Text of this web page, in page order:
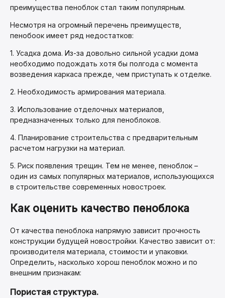
преимущества пеноблок стал таким популярным.
Несмотря на огромный перечень преимуществ,
пенобоок имеет ряд недостатков:
1. Усадка дома. Из-за довольно сильной усадки дома
необходимо подождать хотя бы полгода с момента
возведения каркаса прежде, чем приступать к отделке.
2. Необходимость армирования материала.
3. Использование отделочных материалов,
предназначенных только для пеноблоков.
4. Планирование строительства с предварительным
расчетом нагрузки на материал.
5. Риск появления трещин. Тем не менее, пеноблок –
один из самых популярных материалов, использующихся
в строительстве современных новостроек.
Как оценить качество пеноблока
От качества пеноблока напрямую зависит прочность
конструкции будущей новостройки. Качество зависит от:
производителя материала, стоимости и упаковки.
Определить, насколько хорош пеноблок можно и по
внешним признакам:
Пористая структура.